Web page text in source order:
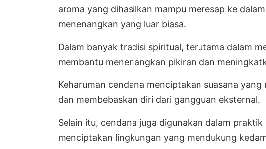
aroma yang dihasilkan mampu meresap ke
menenangkan yang luar biasa.
Dalam banyak tradisi spiritual, terutama dalam
membantu menenangkan pikiran dan
Keharuman cendana menciptakan suasana
dan membebaskan diri dari gangguan eksternal.
Selain itu, cendana juga digunakan dalam
menciptakan lingkungan yang mendukung